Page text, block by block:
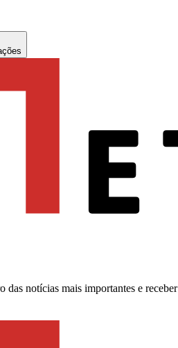
das notícias mais importantes e receber